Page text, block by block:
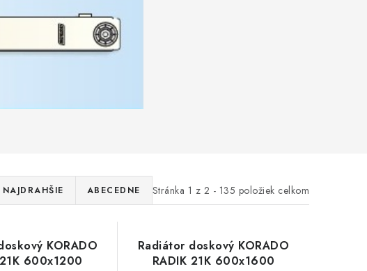
Stránka 1 z 2 - 135 položiek celkom
NAJDRAHŠIE ABECEDNE
KORADO
600x1200
Radiátor doskový KORADO
RADIK 21K 600x1600